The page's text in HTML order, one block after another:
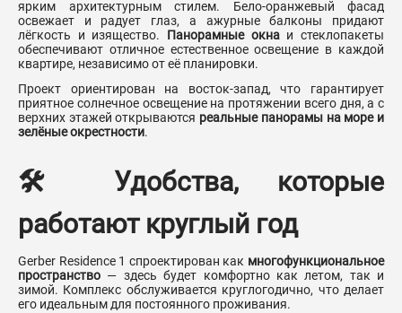
ярким архитектурным стилем. Бело-оранжевый фасад
освежает и радует глаз, а ажурные балконы придают
лёгкость и изящество. Панорамные окнаи стеклопакеты
обеспечивают отличное естественное освещение в каждой
квартире, независимо от её планировки.
Проект ориентирован на восток-запад, что гарантирует
приятное солнечное освещение на протяжении всего дня, а с
верхних этажей открываются реальные панорамы на море и
зелёные окрестности.
🛠 Удобства, которые
работают круглый год
Gerber Residence 1 спроектирован как многофункциональное
пространство — здесь будет комфортно как летом, так и
зимой. Комплекс обслуживается круглогодично, что делает
его идеальным для постоянного проживания.